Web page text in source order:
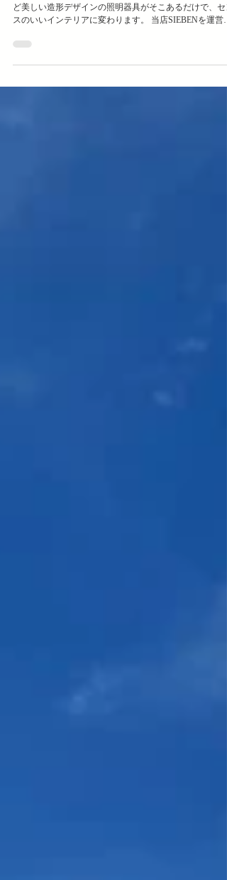
ど美しい造形デザインの照明器具がそこあるだけで、セ
スのいいインテリアに変わります。 当店SIEBENを運営す
プロダクトの「Anglight...